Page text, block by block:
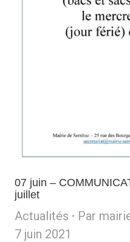
07 juin –
juillet
Actualités Par
7 juin 2021